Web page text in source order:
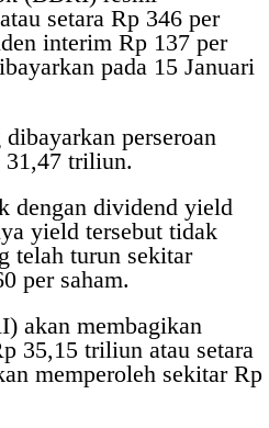
setara Rp 346 per
interim Rp 137 per
pada 15 Januari
perseroan
31,47 triliun.
dengan dividend yield
yield tersebut tidak
telah turun sekitar
per saham.
akan membagikan
35,15 triliun atau setara
memperoleh sekitar Rp